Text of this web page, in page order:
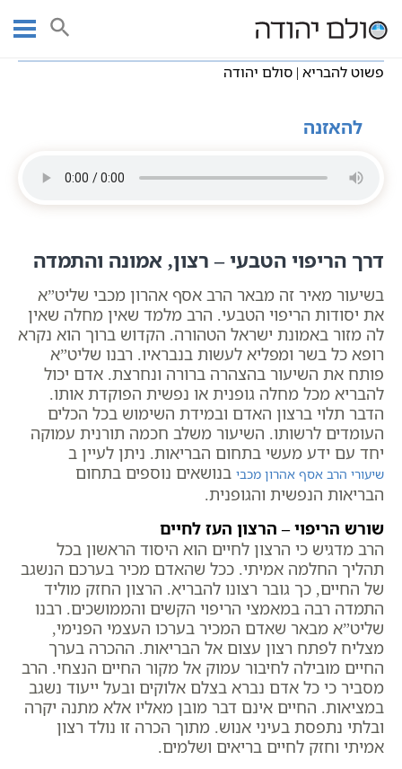
עמוד ראשי
פשוט להבריא | סולם יהודה
פשוט להבריא | סולם יהודה
להאזנה
דרך הריפוי הטבעי – רצון, אמונה והתמדה
בשיעור מאיר זה מבאר הרב אסף אהרון מכבי שליט”א
את יסודות הריפוי הטבעי. הרב מלמד שאין מחלה שאין
לה מזור באמונת ישראל הטהורה. הקדוש ברוך הוא נקרא
רופא כל בשר ומפליא לעשות בנבראיו. רבנו שליט”א
פותח את השיעור בהצהרה ברורה ונחרצת. אדם יכול
להבריא מכל מחלה גופנית או נפשית הפוקדת אותו.
הדבר תלוי ברצון האדם ובמידת השימוש בכל הכלים
העומדים לרשותו. השיעור משלב חכמה תורנית עמוקה
יחד עם ידע מעשי בתחום הבריאות. ניתן לעיין ב
שיעורי הרב אסף אהרון מכבי בנושאים נוספים בתחום
הבריאות הנפשית והגופנית.
שורש הריפוי – הרצון העז לחיים
הרב מדגיש כי הרצון לחיים הוא היסוד הראשון בכל
תהליך החלמה אמיתי. ככל שהאדם מכיר בערכם הנשגב
של החיים, כך גובר רצונו להבריא. הרצון החזק מוליד
התמדה רבה במאמצי הריפוי הקשים והממושכים. רבנו
שליט”א מבאר שאדם המכיר בערכו העצמי הפנימי,
מצליח לפתח רצון עצום אל הבריאות. ההכרה בערך
החיים מובילה לחיבור עמוק אל מקור החיים הנצחי. הרב
מסביר כי כל אדם נברא בצלם אלוקים ובעל ייעוד נשגב
במציאות. החיים אינם דבר מובן מאליו אלא מתנה יקרה
ובלתי נתפסת בעיני אנוש. מתוך הכרה זו נולד רצון
אמיתי וחזק לחיים בריאים ושלמים.